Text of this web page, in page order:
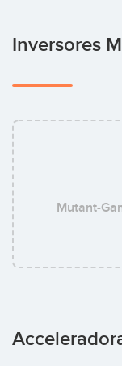
Inversores
Mutant-